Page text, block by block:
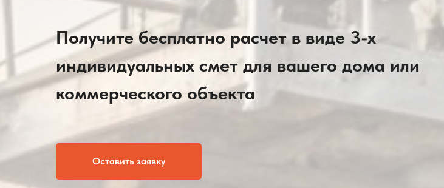
Получите бесплатно расчет в виде 3-х
индивидуальных смет для вашего дома или
коммерческого объекта
Оставить заявку